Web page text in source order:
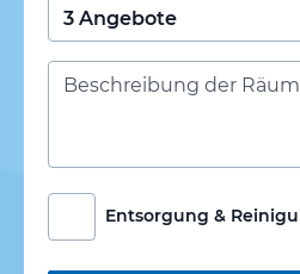
Entsorgung &